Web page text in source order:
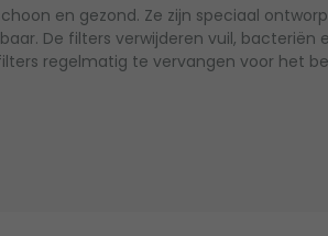
en gezond. Ze zijn speciaal
De filters verwijderen vuil, bacteriën
regelmatig te vervangen voor het